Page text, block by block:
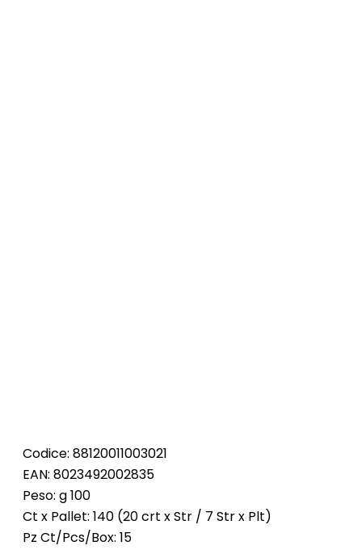
Codice: 88120011003021
EAN: 8023492002835
Peso: g 100
Ct x Pallet: 140 (20 crt x Str / 7 Str x Plt)
Pz Ct/Pcs/Box: 15